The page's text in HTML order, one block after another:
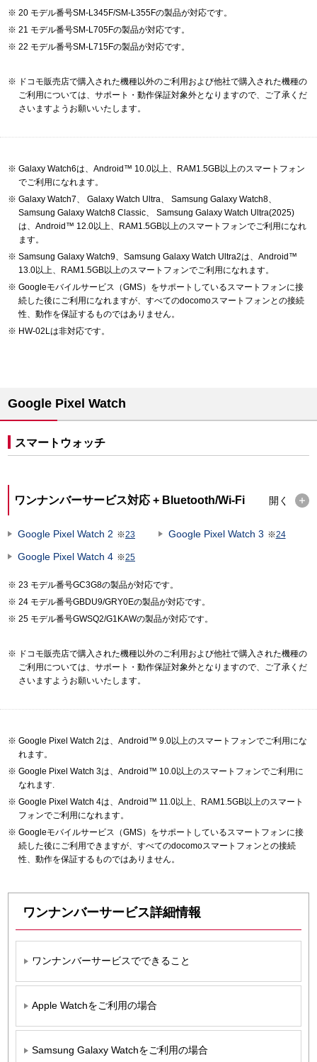
20 モデル番号SM-L345F/SM-L355Fの製品が対応です。
21 モデル番号SM-L705Fの製品が対応です。
22 モデル番号SM-L715Fの製品が対応です。
ドコモ販売店で購入された機種以外のご利用および他社で購入された機種の
ご利用については、サポート・動作保証対象外となりますので、ご了承くだ
さいますようお願いいたします。
Galaxy Watch6は、Android™ 10.0以上、RAM1.5GB以上のスマートフォン
でご利用になれます。
Galaxy Watch7、 Galaxy Watch Ultra、 Samsung Galaxy Watch8、
Samsung Galaxy Watch8 Classic、 Samsung Galaxy Watch Ultra(2025)
は、Android™ 12.0以上、RAM1.5GB以上のスマートフォンでご利用になれ
ます。
Samsung Galaxy Watch9、Samsung Galaxy Watch Ultra2は、Android™
13.0以上、RAM1.5GB以上のスマートフォンでご利用になれます。
Googleモバイルサービス（GMS）をサポートしているスマートフォンに接
続した後にご利用になれますが、すべてのdocomoスマートフォンとの接続
性、動作を保証するものではありません。
HW-02Lは非対応です。
Google Pixel Watch
スマートウォッチ
ワンナンバーサービス対応 + Bluetooth/Wi-Fi 開く
Google Pixel Watch 2 ※23 Google Pixel Watch 3 ※24
Google Pixel Watch 4 ※25
23 モデル番号GC3G8の製品が対応です。
24 モデル番号GBDU9/GRY0Eの製品が対応です。
25 モデル番号GWSQ2/G1KAWの製品が対応です。
ドコモ販売店で購入された機種以外のご利用および他社で購入された機種の
ご利用については、サポート・動作保証対象外となりますので、ご了承くだ
さいますようお願いいたします。
Google Pixel Watch 2は、Android™ 9.0以上のスマートフォンでご利用にな
れます。
Google Pixel Watch 3は、Android™ 10.0以上のスマートフォンでご利用に
なれます.
Google Pixel Watch 4は、Android™ 11.0以上、RAM1.5GB以上のスマート
フォンでご利用になれます。
Googleモバイルサービス（GMS）をサポートしているスマートフォンに接
続した後にご利用できますが、すべてのdocomoスマートフォンとの接続
性、動作を保証するものではありません。
ワンナンバーサービス詳細情報
ワンナンバーサービスでできること
Apple Watchをご利用の場合
Samsung Galaxy Watchをご利用の場合